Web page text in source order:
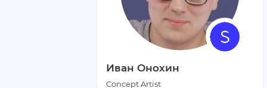
Иван Онохин
Concept Artist